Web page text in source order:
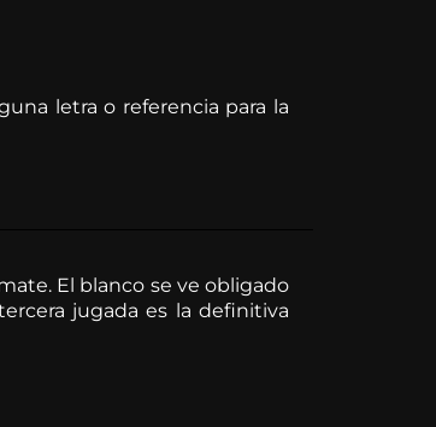
letra o referencia para la
El blanco se ve obligado
jugada es la definitiva